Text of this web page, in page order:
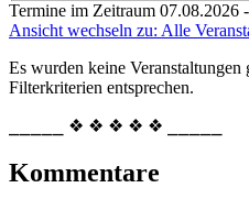
Termine im Zeitraum 07.08.2026
Ansicht wechseln zu: Alle
Es wurden keine Veranstaltungen
Filterkriterien entsprechen.
⎯⎯⎯⎯⎯ ❖ ❖ ❖ ❖ ❖ ⎯⎯⎯⎯⎯
Kommentare